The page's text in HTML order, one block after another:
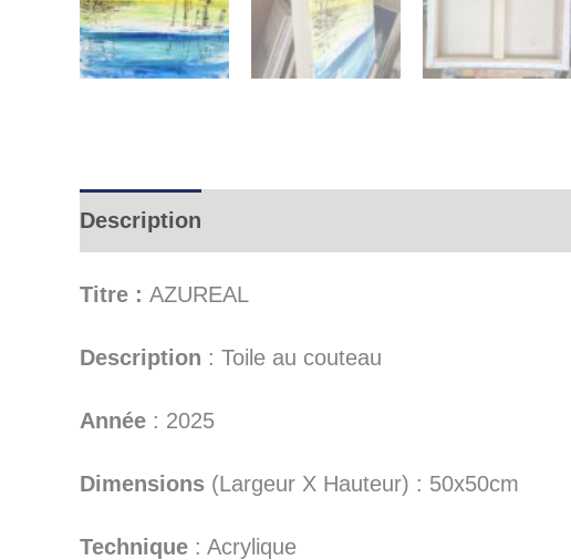
Description
Titre : AZUREAL
Description : Toile au couteau
Année : 2025
Dimensions (Largeur X Hauteur) : 50x50cm
Technique : Acrylique